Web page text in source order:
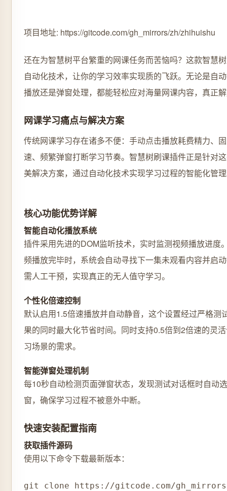
项目地址: https://gitcode.com/gh_mirrors/zh/zhihuishu
还在为智慧树平台繁重的网课任务而苦恼吗？这款智慧
自动化技术，让你的学习效率实现质的飞跃。无论是自
播放还是弹窗处理，都能轻松应对海量网课内容，真正
网课学习痛点与解决方案
传统网课学习存在诸多不便：手动点击播放耗费精力、
速、频繁弹窗打断学习节奏。智慧树刷课插件正是针对
美解决方案，通过自动化技术实现学习过程的智能化管
核心功能优势详解
智能自动化播放系统
插件采用先进的DOM监听技术，实时监测视频播放进度
频播放完毕时，系统会自动寻找下一集未观看内容并启
需人工干预，实现真正的无人值守学习。
个性化倍速控制
默认启用1.5倍速播放并自动静音，这个设置经过严格测
果的同时最大化节省时间。同时支持0.5倍到2倍速的灵
习场景的需求。
智能弹窗处理机制
每10秒自动检测页面弹窗状态，发现测试对话框时自动
窗，确保学习过程不被意外中断。
快速安装配置指南
获取插件源码
使用以下命令下载最新版本：
git clone https://gitcode.com/